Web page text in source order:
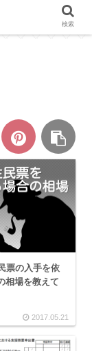
票の入手を依
相場を教えて
2017.05.21
検索